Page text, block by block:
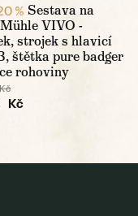
% Sestava na
VIVO -
strojek s hlavicí
štětka pure badger
rohoviny
Kč